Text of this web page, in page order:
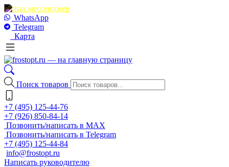
WhatsApp
Telegram
Карта
Поиск товаров
+7 (495) 125-44-76
+7 (926) 850-84-14
Позвонить/написать в MAX
Позвонить/написать в Telegram
+7 (495) 125-44-84
info@frostopt.ru
Написать руководителю